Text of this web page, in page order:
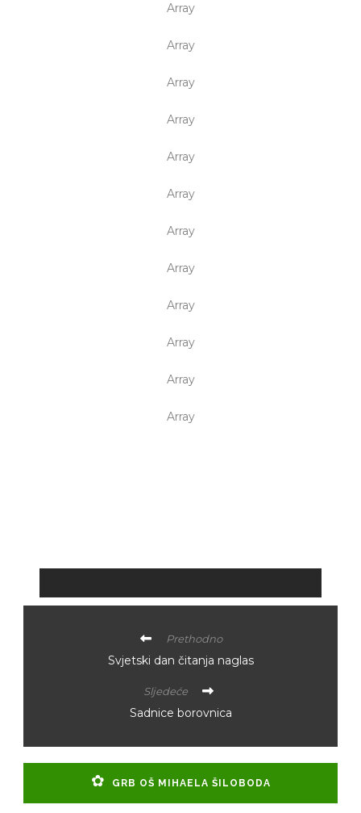
Array
Array
Array
Array
Array
Array
Array
Array
Array
Array
Array
Array
Prethodno
Svjetski dan čitanja naglas
Sljedeće
Sadnice borovnica
GRB OŠ MIHAELA ŠILOBODA